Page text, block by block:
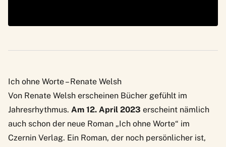
Ich ohne Worte – Renate Welsh
Von Renate Welsh erscheinen Bücher gefühlt im
Jahresrhythmus. Am 12. April 2023 erscheint nämlich
auch schon der neue Roman „Ich ohne Worte“ im
Czernin Verlag. Ein Roman, der noch persönlicher ist,